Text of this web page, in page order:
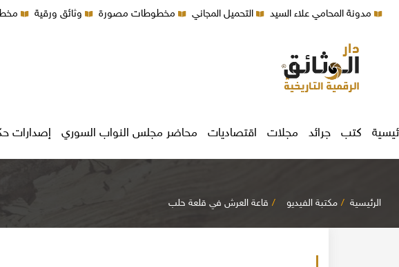
مدونة المحامي علاء السيد التحميل المجاني مخطوطات مصورة وثائق ورقية
كتب جرائد مجلات اقتصاديات محاضر مجلس النواب السوري إصدارات
الرئيسية مكتبة الفيديو قاعة العرش في قلعة حلب